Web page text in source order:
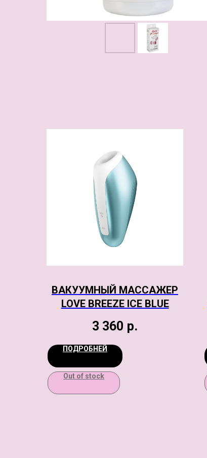
ВАКУУМНЫЙ МАССАЖЕР
LOVE BREEZE ICE BLUE
3 360 р.
ПОДРОБНЕЙ
Out of stock